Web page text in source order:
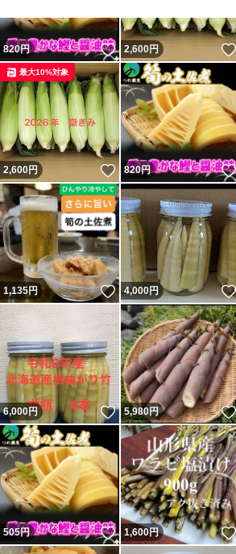
820円 いいね！
2,600円
2,600円 いいね！
最大10%対象
820円
1,135円 いいね！
4,000円
6,000円 いいね！
5,980円
505円 いいね！
1,600円